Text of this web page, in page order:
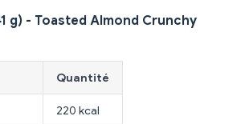
g) - Toasted Almond Crunchy
Quantité
220 kcal